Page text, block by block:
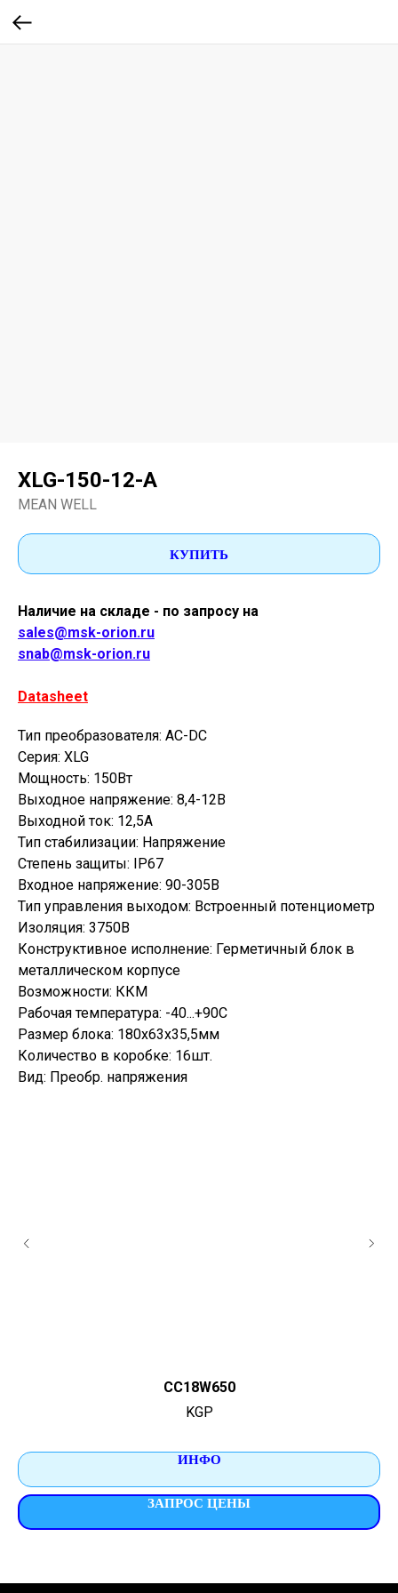
XLG-150-12-A
MEAN WELL
КУПИТЬ
Наличие на складе - по запросу на
sales@msk-orion.ru
snab@msk-orion.ru
Datasheet
Тип преобразователя: AC-DC
Серия: XLG
Мощность: 150Вт
Выходное напряжение: 8,4-12В
Выходной ток: 12,5А
Тип стабилизации: Напряжение
Степень защиты: IP67
Входное напряжение: 90-305В
Тип управления выходом: Встроенный потенциометр
Изоляция: 3750В
Конструктивное исполнение: Герметичный блок в
металлическом корпусе
Возможности: ККМ
Рабочая температура: -40...+90С
Размер блока: 180х63х35,5мм
Количество в коробке: 16шт.
Вид: Преобр. напряжения
CC18W650
KGP
ИНФО
ЗАПРОС ЦЕНЫ